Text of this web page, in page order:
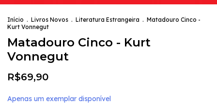
Início . Livros Novos . Literatura Estrangeira . Matadouro Cinco -
Kurt Vonnegut
Matadouro Cinco - Kurt
Vonnegut
R$69,90
Apenas um exemplar disponível